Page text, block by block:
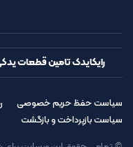
رایکایدک تامین قطعات
سیاست حفظ حریم خصوصی
سیاست بازپرداخت و بازگشت